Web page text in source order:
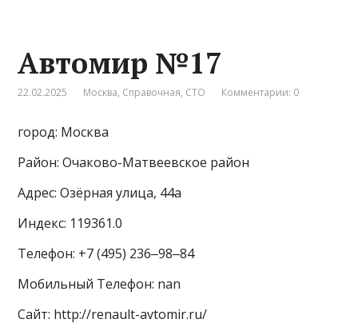
Автомир №17
22.02.2025 Москва, Справочная, СТО Комментарии: 0
город: Москва
Район: Очаково-Матвеевское район
Адрес: Озёрная улица, 44а
Индекс: 119361.0
Телефон: +7 (495) 236‒98‒84
Мобильный Телефон: nan
Сайт: http://renault-avtomir.ru/